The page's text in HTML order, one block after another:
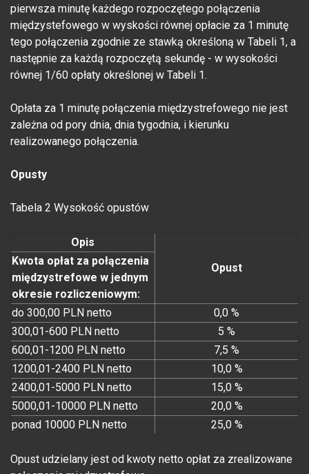
pierwsza minutę każdego rozpoczętego połączenia
międzystefowego w wyskości równej opłacie za 1 minutę
tego połączenia zgodnie ze stawką określoną w Tabeli 1, a
następnie za każdą rozpoczętą sekundę - w wysokości
równej 1/60 opłaty określonej w Tabeli 1.
Opłata za 1 minutę połączenia międzystrefowego nie jest
zależna od pory dnia, dnia tygodnia, i kierunku
realizowanego połączenia.
Opusty
Tabela 2 Wysokość opustów
Opis
Opust
Kwota opłat za połączenia
międzystrefowe w jednym
okresie rozliczeniowym:
do 300,00 PLN netto
0,0 %
300,01-600 PLN netto
5 %
600,01-1200 PLN netto
7,5 %
1200,01-2400 PLN netto
10,0 %
2400,01-5000 PLN netto
15,0 %
5000,01-10000 PLN netto
20,0 %
ponad 10000 PLN netto
25,0 %
Opust udzielany jest od kwoty netto opłat za zrealizowane